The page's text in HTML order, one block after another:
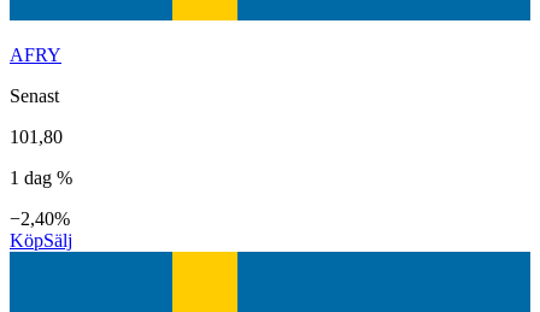
AFRY
Senast
101,80
1 dag %
−2,40%
KöpSälj